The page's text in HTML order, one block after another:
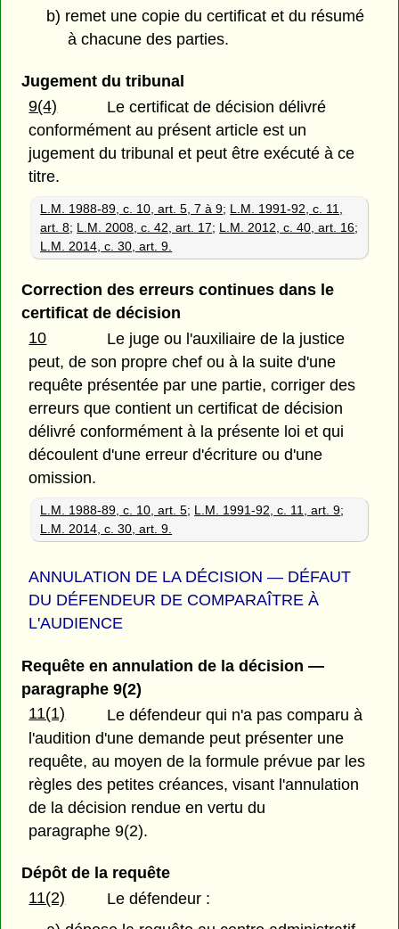
b) remet une copie du certificat et du résumé
à chacune des parties.
Jugement du tribunal
9(4)
Le certificat de décision délivré
conformément au présent article est un
jugement du tribunal et peut être exécuté à ce
titre.
L.M. 1988-89, c. 10, art. 5, 7 à 9; L.M. 1991-92, c. 11,
art. 8; L.M. 2008, c. 42, art. 17; L.M. 2012, c. 40, art. 16;
L.M. 2014, c. 30, art. 9.
Correction des erreurs continues dans le
certificat de décision
10
Le juge ou l'auxiliaire de la justice
peut, de son propre chef ou à la suite d'une
requête présentée par une partie, corriger des
erreurs que contient un certificat de décision
délivré conformément à la présente loi et qui
découlent d'une erreur d'écriture ou d'une
omission.
L.M. 1988-89, c. 10, art. 5; L.M. 1991-92, c. 11, art. 9;
L.M. 2014, c. 30, art. 9.
ANNULATION DE LA DÉCISION — DÉFAUT
DU DÉFENDEUR DE COMPARAÎTRE À
L'AUDIENCE
Requête en annulation de la décision —
paragraphe 9(2)
11(1)
Le défendeur qui n'a pas comparu à
l'audition d'une demande peut présenter une
requête, au moyen de la formule prévue par les
règles des petites créances, visant l'annulation
de la décision rendue en vertu du
paragraphe 9(2).
Dépôt de la requête
11(2)
Le défendeur :